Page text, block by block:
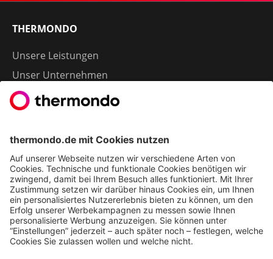
THERMONDO
Unsere Leistungen
Unser Unternehmen
Presse
Karriere
Kontakt
Kundenservice & FAQ
Erfahrungen & Storys unserer Kunden
Freunde empfehlen: 300 € Prämie sichern
Ethics & Compliance bei thermondo
FÜR SIE